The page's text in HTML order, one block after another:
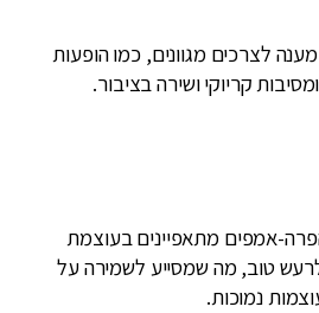
לצרכים מגוונים, כמו הופעות
אמפים מתאפיינים בעוצמת
טוב, מה שמסייע לשמירה על
נמוכות.